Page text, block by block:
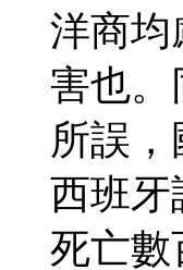
洋商均
害也。
所誤
西班牙
死亡數